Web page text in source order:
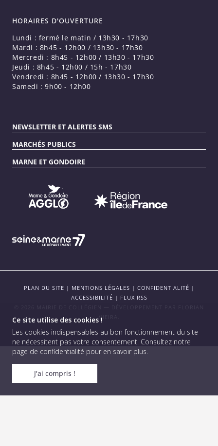
Ce site utilise des cookies !
Les cookies indispensables au bon fonctionnement du site
ne nécessitent pas votre consentement. Consultez notre
page de confidentialité pour en savoir plus.
J'ai compris !
HORAIRES D'OUVERTURE
Lundi : fermé le matin / 13h30 - 17h30
Mardi : 8h45 - 12h00 / 13h30 - 17h30
Mercredi : 8h45 - 12h00 / 13h30 - 17h30
Jeudi : 8h45 - 12h00 / 15h - 17h30
Vendredi : 8h45 - 12h00 / 13h30 - 17h30
Samedi : 9h00 - 12h00
NEWSLETTER ET ALERTES SMS
MARCHÉS PUBLICS
MARNE ET GONDOIRE
PLAN DU SITE | MENTIONS LÉGALES | CONFIDENTIALITÉ |
ACCESSIBILITÉ | FLUX RSS
VIEIRA